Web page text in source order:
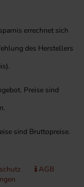
errechnet sich
des Herstellers
Preise sind
sind Bruttopreise.
AGB